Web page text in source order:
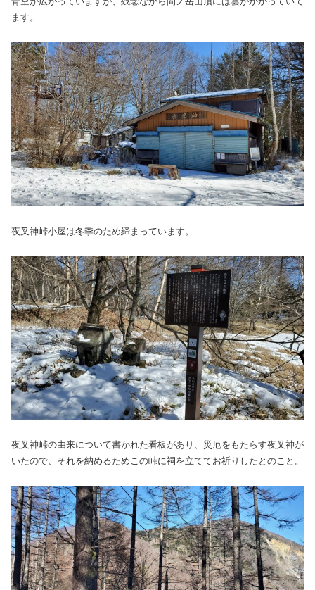
ます。
夜叉神峠小屋は冬季のため締まっています。
夜叉神峠の由来について書かれた看板があり、災厄をもたらす夜叉神が
いたので、それを納めるためこの峠に祠を立ててお祈りしたとのこと。